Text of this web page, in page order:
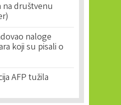
na društvenu
naloge
koji su pisali o
AFP tužila